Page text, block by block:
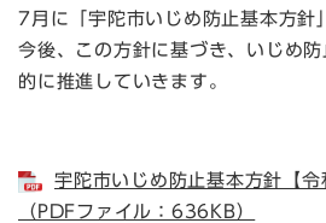
7月に「宇陀市いじめ防止基本方針
今後、この方針に基づき、いじめ
的に推進していきます。
宇陀市いじめ防止基本方針【令
（PDFファイル：636KB）